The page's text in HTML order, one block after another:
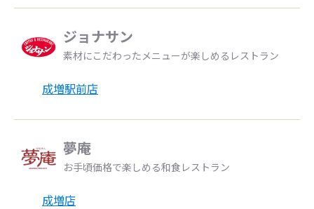
ジョナサン
素材にこだわったメニューが楽しめるレストラン
成増駅前店
夢庵
お手頃価格で楽しめる和食レストラン
成増店